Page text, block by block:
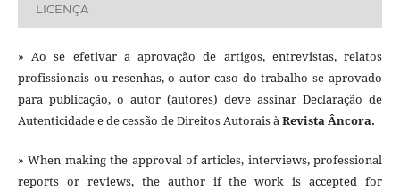
LICENÇA
» Ao se efetivar a aprovação de artigos, entrevistas, relatos
profissionais ou resenhas, o autor caso do trabalho se aprovado
para publicação, o autor (autores) deve assinar Declaração de
Autenticidade e de cessão de Direitos Autorais àRevista Âncora.
» When making the approval of articles, interviews, professional
reports or reviews, the author if the work is accepted for